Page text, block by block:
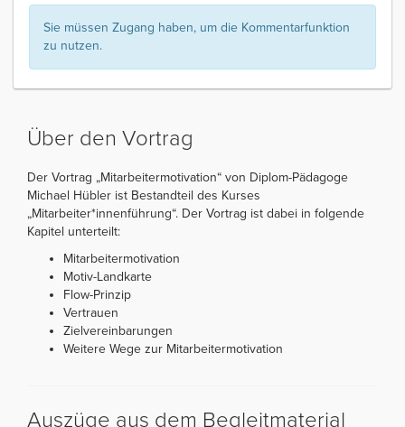
Sie müssen Zugang haben, um die Kommentarfunktion
zu nutzen.
Über den Vortrag
Der Vortrag „Mitarbeitermotivation“ von Diplom-Pädagoge
Michael Hübler ist Bestandteil des Kurses
„Mitarbeiter*innenführung“. Der Vortrag ist dabei in folgende
Kapitel unterteilt:
Mitarbeitermotivation
Motiv-Landkarte
Flow-Prinzip
Vertrauen
Zielvereinbarungen
Weitere Wege zur Mitarbeitermotivation
Auszüge aus dem Begleitmaterial